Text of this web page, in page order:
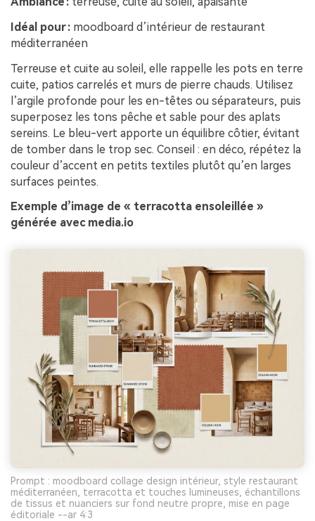
Idéal pour : moodboard d’intérieur de restaurant
méditerranéen
Terreuse et cuite au soleil, elle rappelle les pots en terre
cuite, patios carrelés et murs de pierre chauds. Utilisez
l’argile profonde pour les en-têtes ou séparateurs, puis
superposez les tons pêche et sable pour des aplats
sereins. Le bleu-vert apporte un équilibre côtier, évitant
de tomber dans le trop sec. Conseil : en déco, répétez la
couleur d’accent en petits textiles plutôt qu’en larges
surfaces peintes.
Exemple d’image de « terracotta ensoleillée »
générée avec media.io
Prompt : moodboard collage design intérieur, style restaurant
méditerranéen, terracotta et touches lumineuses, échantillons
de tissus et nuanciers sur fond neutre propre, mise en page
éditoriale --ar 4:3